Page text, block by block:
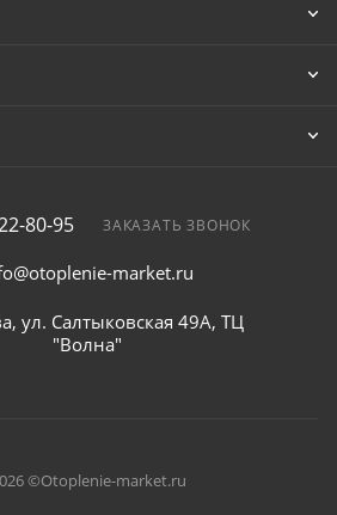
80-95 ЗАКАЗАТЬ ЗВОНОК
market.ru
ул. Салтыковская 49А, ТЦ
"Волна"
©Otoplenie-market.ru